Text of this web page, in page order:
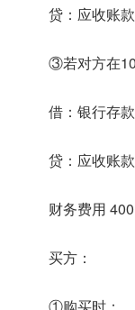
贷：应收账
③若对方在
借：银行存
贷：应收账
财务费用 400
买方：
①购买时：